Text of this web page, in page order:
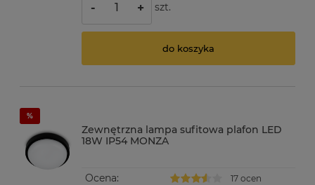
- + szt.
do koszyka
Zewnętrzna lampa sufitowa plafon LED
18W IP54 MONZA
Ocena: 17 ocen